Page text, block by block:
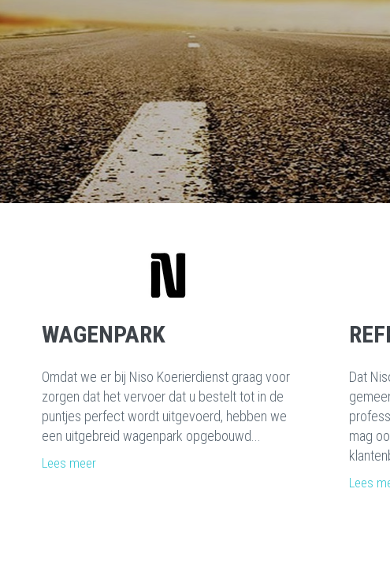
WAGENPARK
Omdat we er bij Niso Koerierdienst graag voor
zorgen dat het vervoer dat u bestelt tot in de
puntjes perfect wordt uitgevoerd, hebben we
een uitgebreid wagenpark opgebouwd...
Lees meer
Dat
mag
Lees